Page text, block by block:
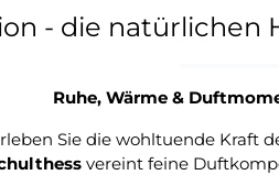
- die natürlichen
Ruhe, Wärme &
Sie die wohltuende Kraft
vereint feine